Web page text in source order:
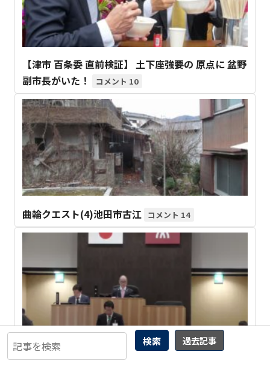
検索 過去記事
【津市 百条委 直前検証】 土下座強要の 原点に 盆野
副市長がいた！
10
曲輪クエスト(4)池田市古江 14
【奈良の闇①】大和高田市議会・森本尚順議長（維
新奈良 県総支部元幹事長）の “黒い人脈”を 告発